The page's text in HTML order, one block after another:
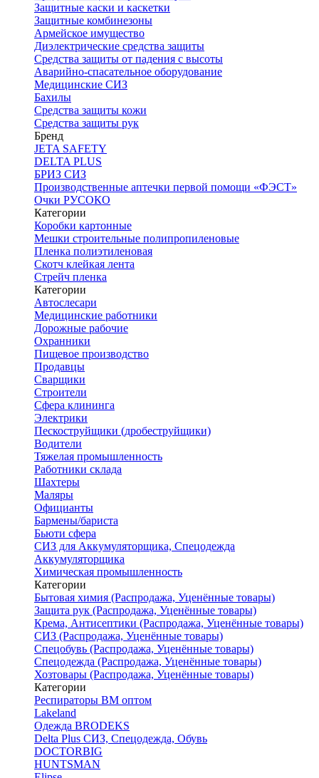
Защитные каски и каскетки
Защитные комбинезоны
Армейское имущество
Диэлектрические средства защиты
Средства защиты от падения с высоты
Аварийно-спасательное оборудование
Медицинские СИЗ
Бахилы
Средства защиты кожи
Средства защиты рук
Бренд
JETA SAFETY
DELTA PLUS
БРИЗ СИЗ
Производственные аптечки первой помощи «ФЭСТ»
Очки РУСОКО
Категории
Коробки картонные
Мешки строительные полипропиленовые
Пленка полиэтиленовая
Скотч клейкая лента
Стрейч пленка
Категории
Автослесари
Медицинские работники
Дорожные рабочие
Охранники
Пищевое производство
Продавцы
Сварщики
Строители
Сфера клининга
Электрики
Пескоструйщики (дробеструйщики)
Водители
Тяжелая промышленность
Работники склада
Шахтеры
Маляры
Официанты
Бармены/бариста
Бьюти сфера
СИЗ для Аккумуляторщика, Спецодежда
Аккумуляторщика
Химическая промышленность
Категории
Бытовая химия (Распродажа, Уценённые товары)
Защита рук (Распродажа, Уценённые товары)
Крема, Антисептики (Распродажа, Уценённые товары)
СИЗ (Распродажа, Уценённые товары)
Спецобувь (Распродажа, Уценённые товары)
Спецодежда (Распродажа, Уценённые товары)
Хозтовары (Распродажа, Уценённые товары)
Категории
Респираторы ВМ оптом
Lakeland
Одежда BRODEKS
Delta Plus СИЗ, Спецодежда, Обувь
DOCTORBIG
HUNTSMAN